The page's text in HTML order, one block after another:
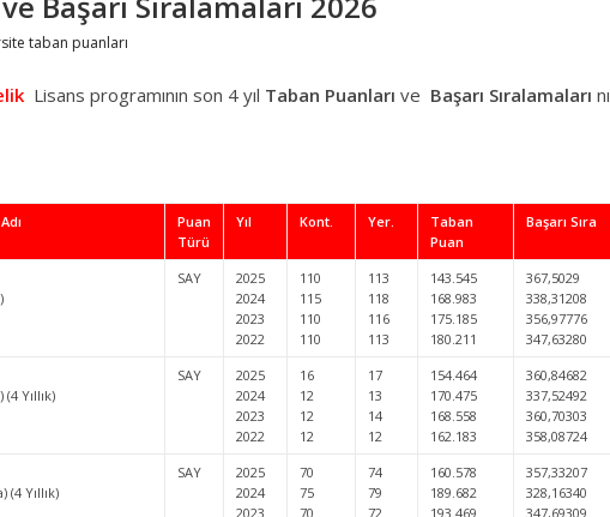
taban puanları
Lisans programının son 4 yıl Taban Puanları ve Başarı Sıralamaları nı
Puan
Türü
Yıl Kont. Yer.
Taban
Puan
Başarı Sıra
SAY
2025
2024
2023
2022
110
115
110
110
113
118
116
113
143.545
168.983
175.185
180.211
367,5029
338,31208
356,97776
347,63280
Yıllık)
SAY
2025
2024
2023
2022
16
12
12
12
17
13
14
12
154.464
170.475
168.558
162.183
360,84682
337,52492
360,70303
358,08724
(4 Yıllık)
SAY
2025
2024
2023
70
75
70
74
79
72
160.578
189.682
193.469
357,33207
328,16340
347,69309